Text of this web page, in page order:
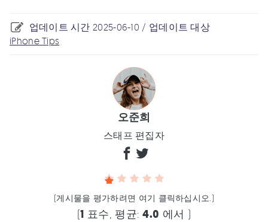
업데이트 시간 2025-06-10 / 업데이트 대상
iPhone Tips
오준희
스태프 편집자
(게시물을 평가하려면 여기 클릭하십시오.)
(1 표수, 평균:4.0 에서 )